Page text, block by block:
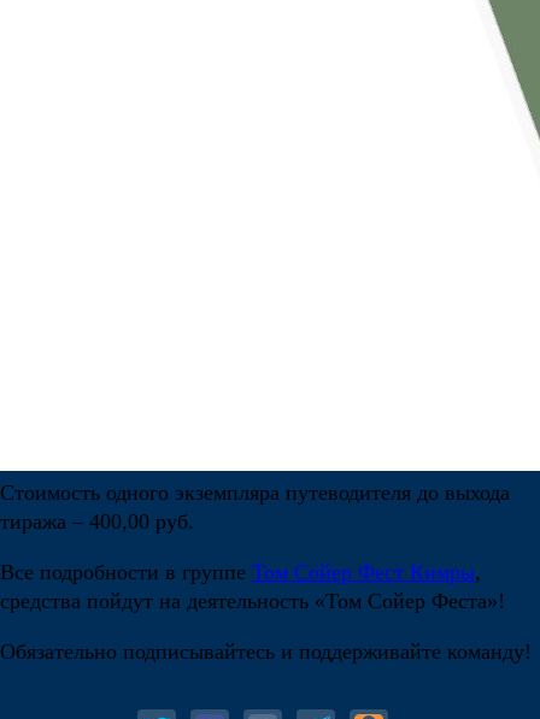
Стоимость одного экземпляра путеводителя до выхода
тиража – 400,00 руб.
Все подробности в группе Том Сойер Фест Кимры,
средства пойдут на деятельность «Том Сойер Феста»!
Обязательно подписывайтесь и поддерживайте команду!